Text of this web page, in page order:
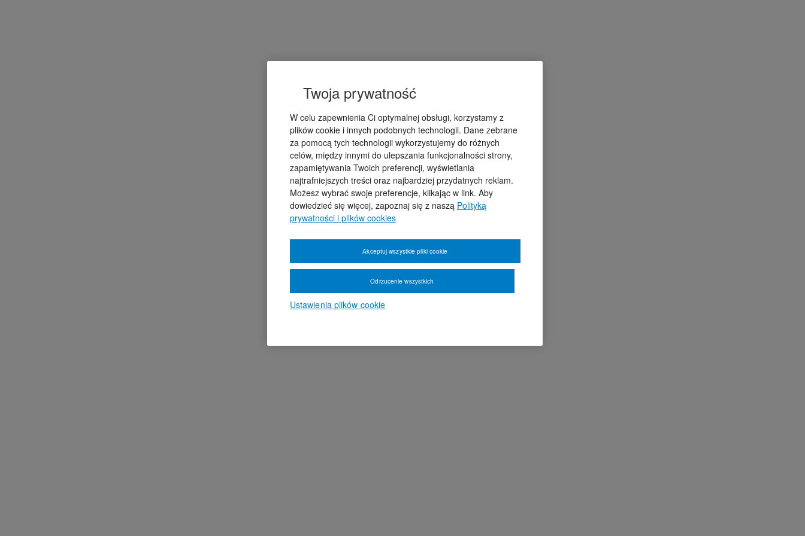
Twoja prywatność
W celu zapewnienia Ci optymalnej obsługi, korzystamy z
plików cookie i innych podobnych technologii. Dane zebrane
za pomocą tych technologii wykorzystujemy do różnych
celów, między innymi do ulepszania funkcjonalności strony,
zapamiętywania Twoich preferencji, wyświetlania
najtrafniejszych treści oraz najbardziej przydatnych reklam.
Możesz wybrać swoje preferencje, klikając w link. Aby
dowiedzieć się więcej, zapoznaj się z naszą Polityką
prywatności i plików cookies
Ustawienia plików cookie
Odrzucenie wszystkich
Akceptuj wszystkie pliki cookie